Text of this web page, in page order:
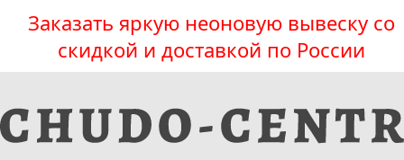
Заказать яркую неоновую вывеску со
скидкой и доставкой по России